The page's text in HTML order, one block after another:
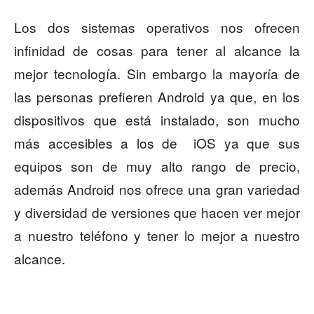
Los dos sistemas operativos nos ofrecen
infinidad de cosas para tener al alcance la
mejor tecnología. Sin embargo la mayoría de
las personas prefieren Android ya que, en los
dispositivos que está instalado, son mucho
más accesibles a los de iOS ya que sus
equipos son de muy alto rango de precio,
además Android nos ofrece una gran variedad
y diversidad de versiones que hacen ver mejor
a nuestro teléfono y tener lo mejor a nuestro
alcance.